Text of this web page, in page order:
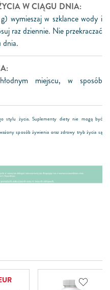
W CIĄGU DNIA:
wymieszaj w szklance wody i
raz dziennie. Nie przekraczać
dnia.
miejscu, w sposób
stylu życia. Suplementy diety nie mogą być
sposób żywienia oraz zdrowy tryb życia są